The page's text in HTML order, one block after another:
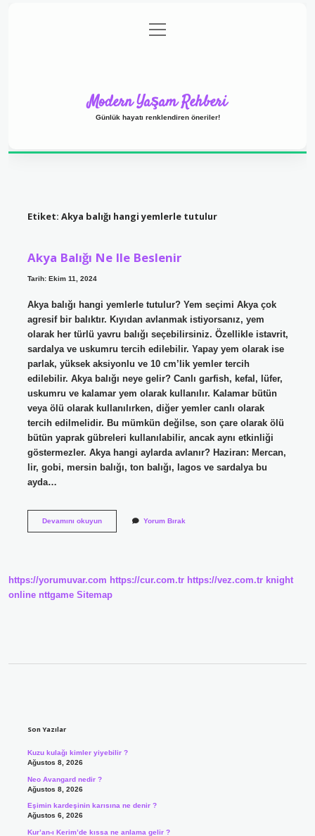
Gizlilik Politikası
menüyü
aç
Modern Yaşam Rehberi
Günlük hayatı renklendiren öneriler!
Etiket: Akya balığı hangi yemlerle tutulur
Akya Balığı Ne Ile Beslenir
Tarih: Ekim 11, 2024
Akya balığı hangi yemlerle tutulur? Yem seçimi Akya çok
agresif bir balıktır. Kıyıdan avlanmak istiyorsanız, yem
olarak her türlü yavru balığı seçebilirsiniz. Özellikle istavrit,
sardalya ve uskumru tercih edilebilir. Yapay yem olarak ise
parlak, yüksek aksiyonlu ve 10 cm’lik yemler tercih
edilebilir. Akya balığı neye gelir? Canlı garfish, kefal, lüfer,
uskumru ve kalamar yem olarak kullanılır. Kalamar bütün
veya ölü olarak kullanılırken, diğer yemler canlı olarak
tercih edilmelidir. Bu mümkün değilse, son çare olarak ölü
bütün yaprak gübreleri kullanılabilir, ancak aynı etkinliği
göstermezler. Akya hangi aylarda avlanır? Haziran: Mercan,
lir, gobi, mersin balığı, ton balığı, lagos ve sardalya bu
ayda…
Devamını okuyunAkya
Yorum Bırak
https://yorumuvar.com https://cur.com.tr https://vez.com.tr knight
online nttgame Sitemap
Son Yazılar
Kuzu kulağı kimler yiyebilir ?
Ağustos 8, 2026
Neo Avangard nedir ?
Ağustos 8, 2026
Eşimin kardeşinin karısına ne denir ?
Ağustos 6, 2026
Kur’an-ı Kerim’de kıssa ne anlama gelir ?